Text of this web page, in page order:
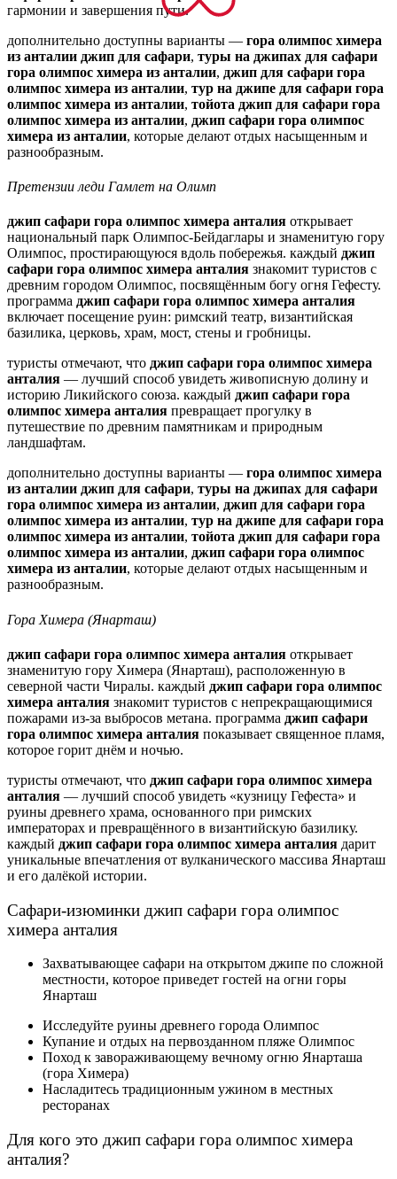
гармонии и завершения пути.
дополнительно доступны варианты — гора олимпос химера
из анталии джип для сафари, туры на джипах для сафари
гора олимпос химера из анталии, джип для сафари гора
олимпос химера из анталии, тур на джипе для сафари гора
олимпос химера из анталии, тойота джип для сафари гора
олимпос химера из анталии, джип сафари гора олимпос
химера из анталии, которые делают отдых насыщенным и
разнообразным.
Претензии леди Гамлет на Олимп
джип сафари гора олимпос химера анталия открывает
национальный парк Олимпос‑Бейдаглары и знаменитую гору
Олимпос, простирающуюся вдоль побережья. каждый джип
сафари гора олимпос химера анталия знакомит туристов с
древним городом Олимпос, посвящённым богу огня Гефесту.
программа джип сафари гора олимпос химера анталия
включает посещение руин: римский театр, византийская
базилика, церковь, храм, мост, стены и гробницы.
туристы отмечают, что джип сафари гора олимпос химера
анталия — лучший способ увидеть живописную долину и
историю Ликийского союза. каждый джип сафари гора
олимпос химера анталия превращает прогулку в
путешествие по древним памятникам и природным
ландшафтам.
дополнительно доступны варианты — гора олимпос химера
из анталии джип для сафари, туры на джипах для сафари
гора олимпос химера из анталии, джип для сафари гора
олимпос химера из анталии, тур на джипе для сафари гора
олимпос химера из анталии, тойота джип для сафари гора
олимпос химера из анталии, джип сафари гора олимпос
химера из анталии, которые делают отдых насыщенным и
разнообразным.
Гора Химера (Янарташ)
джип сафари гора олимпос химера анталия открывает
знаменитую гору Химера (Янарташ), расположенную в
северной части Чиралы. каждый джип сафари гора олимпос
химера анталия знакомит туристов с непрекращающимися
пожарами из‑за выбросов метана. программа джип сафари
гора олимпос химера анталия показывает священное пламя,
которое горит днём и ночью.
туристы отмечают, что джип сафари гора олимпос химера
анталия — лучший способ увидеть «кузницу Гефеста» и
руины древнего храма, основанного при римских
императорах и превращённого в византийскую базилику.
каждый джип сафари гора олимпос химера анталия дарит
уникальные впечатления от вулканического массива Янарташ
и его далёкой истории.
Сафари-изюминки джип сафари гора олимпос
химера анталия
Захватывающее сафари на открытом джипе по сложной
местности, которое приведет гостей на огни горы
Янарташ
Исследуйте руины древнего города Олимпос
Купание и отдых на первозданном пляже Олимпос
Поход к завораживающему вечному огню Янарташа
(гора Химера)
Насладитесь традиционным ужином в местных
ресторанах
Для кого это джип сафари гора олимпос химера
анталия?